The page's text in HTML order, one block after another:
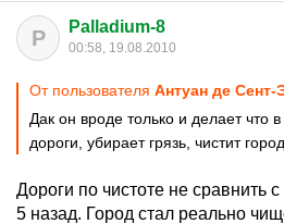
P Palladium-8
00:58, 19.08.2010
От пользователя Антуан де Сент-
Дак он вроде только и делает что
дороги, убирает грязь, чистит город
Дороги по чистоте не сравнить
5 назад. Город стал реально